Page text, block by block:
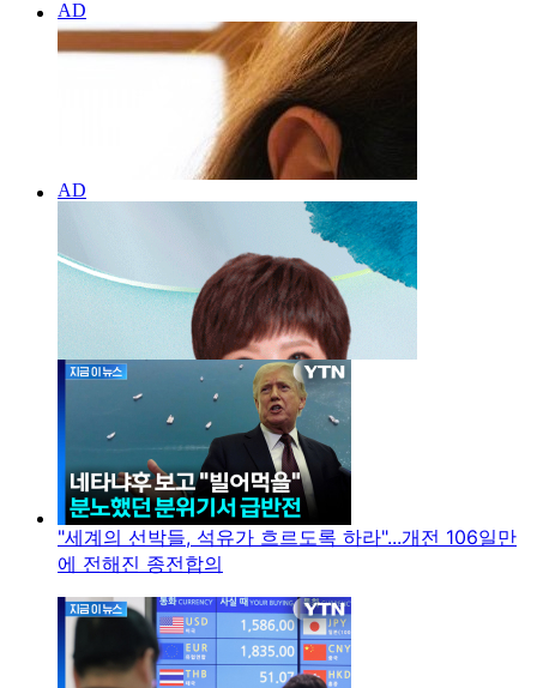
"세계의 선박들, 석유가 흐르도록 하라"...개전 106일만
에 전해진 종전합의